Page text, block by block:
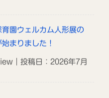
育園ウェルカム人形展の
まりました！
｜投稿日：2026年7月